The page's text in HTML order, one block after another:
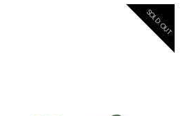
SOLD OUT